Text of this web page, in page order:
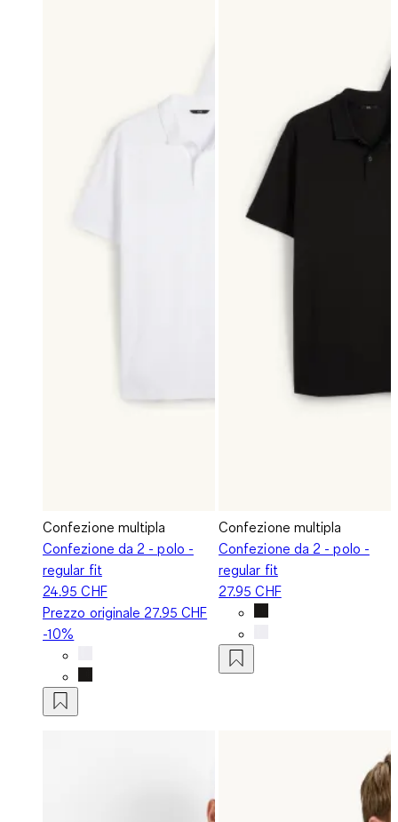
Confezione multipla
Confezione da 2 - polo -
regular fit
24.95 CHF
Prezzo originale 27.95 CHF
-10%
Confezione multipla
Confezione da 2 - polo -
regular fit
27.95 CHF